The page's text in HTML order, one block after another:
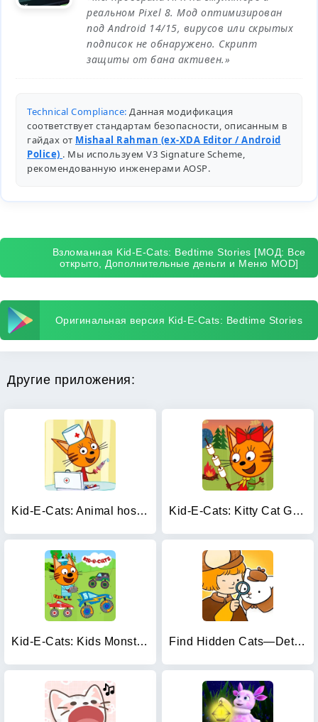
реальном Pixel 8. Мод оптимизирован
под Android 14/15, вирусов или скрытых
подписок не обнаружено. Скрипт
защиты от бана активен.»
Technical Compliance: Данная модификация
соответствует стандартам безопасности, описанным в
гайдах от Mishaal Rahman (ex-XDA Editor / Android
Police) . Мы используем V3 Signature Scheme,
рекомендованную инженерами AOSP.
Взломанная Kid-E-Cats: Bedtime Stories [МОД: Все
открыто, Дополнительные деньги и Меню MOD]
Оригинальная версия Kid-E-Cats: Bedtime Stories
Другие приложения:
Kid-E-Cats: Animal hospital Kid-E-Cats: Kitty Cat Games!
Kid-E-Cats: Kids Monster Truck Find Hidden Cats—Detective Mio